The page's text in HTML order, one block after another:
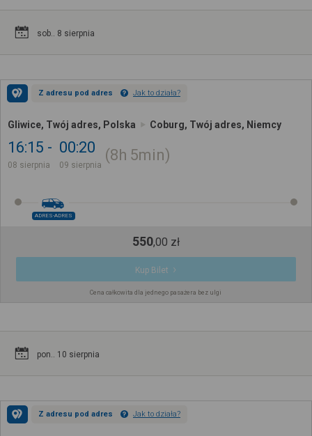
sob.. 8 sierpnia
Z adresu pod adres Jak to działa?
Gliwice, Twój adres, Polska Coburg, Twój adres, Niemcy
16:15
08 sierpnia
00:20
09 sierpnia
8h 5min
ADRES-ADRES
550,00 zł
Kup Bilet
Cena całkowita dla jednego pasażera bez ulgi
pon.. 10 sierpnia
Z adresu pod adres Jak to działa?